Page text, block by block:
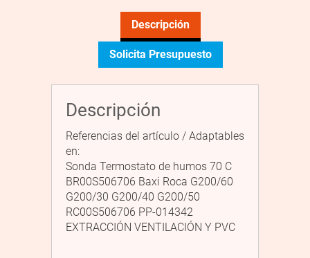
Descripción
Solicita Presupuesto
Descripción
Referencias del artículo / Adaptables
en:
Sonda Termostato de humos 70 C
BR00S506706 Baxi Roca G200/60
G200/30 G200/40 G200/50
RC00S506706 PP-014342
EXTRACCIÓN VENTILACIÓN Y PVC